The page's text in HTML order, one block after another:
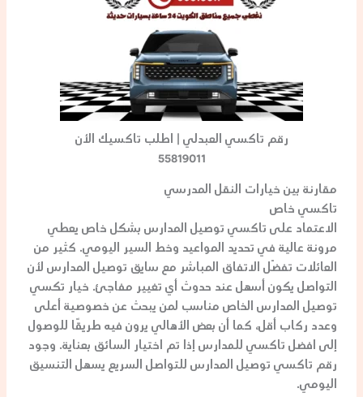
رقم تاكسي العبدلي | اطلب تاكسيك الأن
55819011
مقارنة بين خيارات النقل المدرسي
تاكسي خاص
الاعتماد على تاكسي توصيل المدارسبشكل خاص يعطي
مرونة عالية في تحديد المواعيد وخط السير اليومي. كثير من
العائلات تفضّل الاتفاق المباشر مع سايق توصيل المدارسلأن
التواصل يكون أسهل عند حدوث أي تغيير مفاجئ. خيار تكسي
توصيل المدارسالخاص مناسب لمن يبحث عن خصوصية أعلى
وعدد ركاب أقل، كما أن بعض الأهالي يرون فيه طريقًا للوصول
إلى افضل تاكسي للمدارسإذا تم اختيار السائق بعناية. وجود
رقم تاكسي توصيل المدارسللتواصل السريع يسهل التنسيق
اليومي.